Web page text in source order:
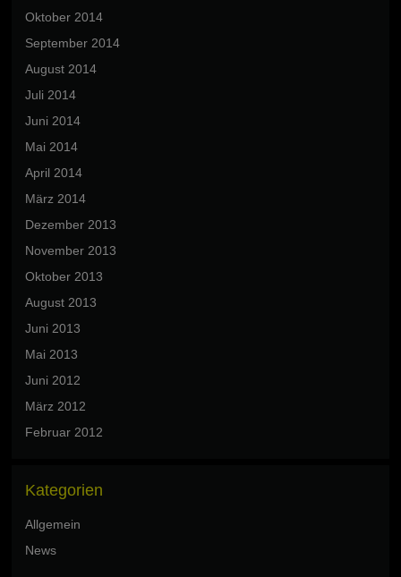
Oktober 2014
September 2014
August 2014
Juli 2014
Juni 2014
Mai 2014
April 2014
März 2014
Dezember 2013
November 2013
Oktober 2013
August 2013
Juni 2013
Mai 2013
Juni 2012
März 2012
Februar 2012
Kategorien
Allgemein
News